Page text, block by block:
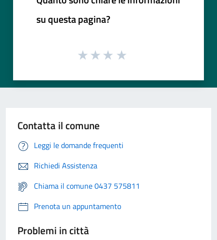
su questa pagina?
Contatta il comune
Leggi le domande frequenti
Richiedi Assistenza
Chiama il comune 0437 575811
Prenota un appuntamento
Problemi in città